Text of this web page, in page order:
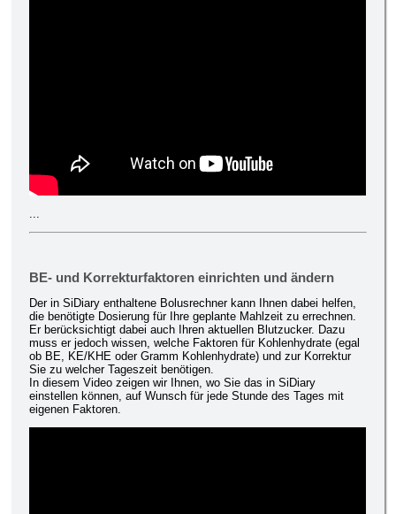
BE- und Korrekturfaktoren einrichten und ändern
Der in SiDiary enthaltene Bolusrechner kann Ihnen dabei helfen,
die benötigte Dosierung für Ihre geplante Mahlzeit zu errechnen.
Er berücksichtigt dabei auch Ihren aktuellen Blutzucker. Dazu
muss er jedoch wissen, welche Faktoren für Kohlenhydrate (egal
ob BE, KE/KHE oder Gramm Kohlenhydrate) und zur Korrektur
Sie zu welcher Tageszeit benötigen.
In diesem Video zeigen wir Ihnen, wo Sie das in SiDiary
einstellen können, auf Wunsch für jede Stunde des Tages mit
eigenen Faktoren.